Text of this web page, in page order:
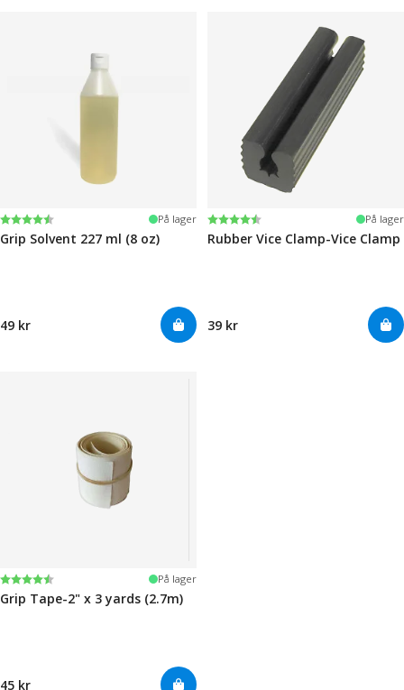
Karakter:
4.6 av 5 mulige På lager
Grip Solvent 227 ml (8 oz)
49 kr
Karakter:
4.6 av 5 mulige På lager
Rubber Vice Clamp-Vice Clamp
39 kr
Karakter:
4.5 av 5 mulige På lager
Grip Tape-2" x 3 yards (2.7m)
45 kr